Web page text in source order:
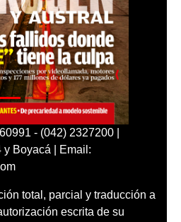
- (042) 2327200 |
y Boyacá | Email:
total, parcial y traducción a
escrita de su